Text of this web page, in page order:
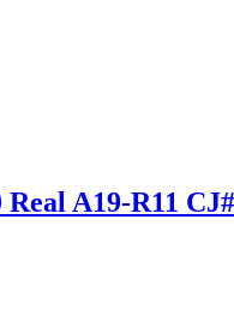
A19-R11